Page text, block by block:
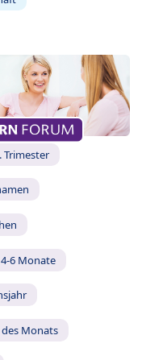
Trimester
4-6 Monate
Monats